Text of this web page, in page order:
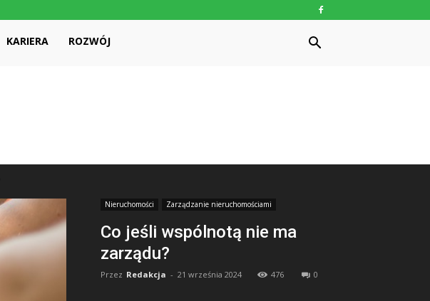
KARIERA ROZWÓJ
Nieruchomości Zarządzanie nieruchomościami
Co jeśli wspólnotą nie ma
zarządu?
Przez Redakcja - 21 września 2024 476 0